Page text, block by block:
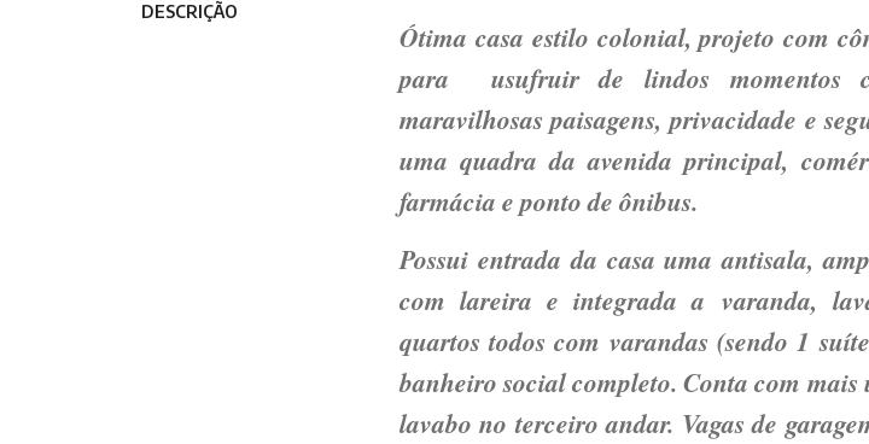
DESCRIÇÃO
Ótima casa estilo colonial, projeto com
para usufruir de lindos momentos
maravilhosas paisagens, privacidade e
uma quadra da avenida principal,
farmácia e ponto de ônibus.
Possui entrada da casa uma antisala,
com lareira e integrada a varanda,
quartos todos com varandas (sendo 1
banheiro social completo. Conta com
lavabo no terceiro andar. Vagas de